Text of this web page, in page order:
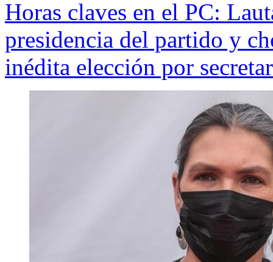
Horas claves en el PC:
presidencia del partido y
inédita elección por